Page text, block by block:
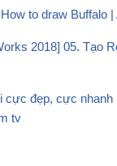
to draw Buffalo
2018] 05. Tạo
cực đẹp, cực nhanh
tv